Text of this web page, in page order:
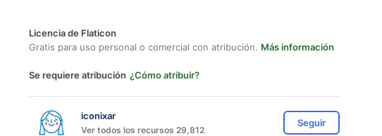
Licencia de Flaticon
Gratis para uso personal o comercial con atribución. Más información
Se requiere atribución ¿Cómo atribuir?
iconixar
Ver todos los recursos 29,812
Seguir